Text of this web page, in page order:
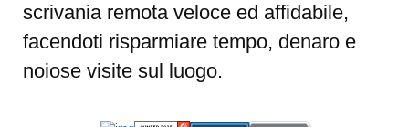
scrivania remota veloce ed affidabile,
facendoti risparmiare tempo, denaro e
noiose visite sul luogo.